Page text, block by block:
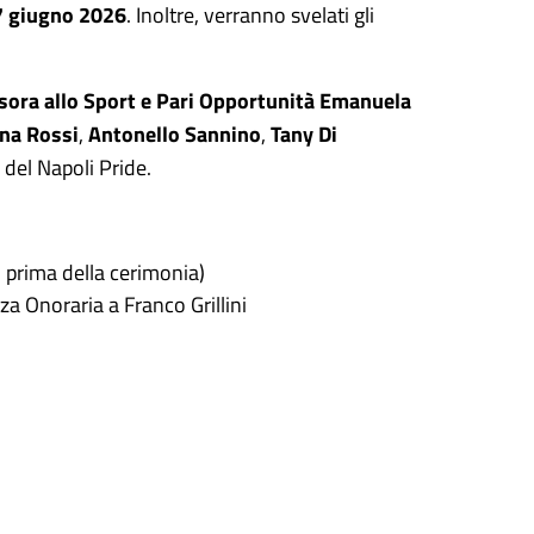
giugno 2026. Inoltre, verranno svelati gli
allo Sport e Pari Opportunità Emanuela
Rossi,Antonello Sannino,Tany Di
Napoli Pride.
della cerimonia)
Onoraria a Franco Grillini